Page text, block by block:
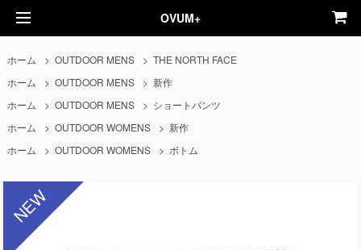
OVUM+
ホーム >OUTDOOR MENS >THE NORTH FACE
ホーム
>OUTDOOR MENS > 新作
ホーム
>OUTDOOR MENS > ショートパンツ
ホーム
>OUTDOOR WOMENS > 新作
ホーム
>OUTDOOR WOMENS > ボトム
NEW